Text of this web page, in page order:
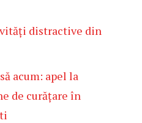
distractive din
acum: apel la
de curățare în